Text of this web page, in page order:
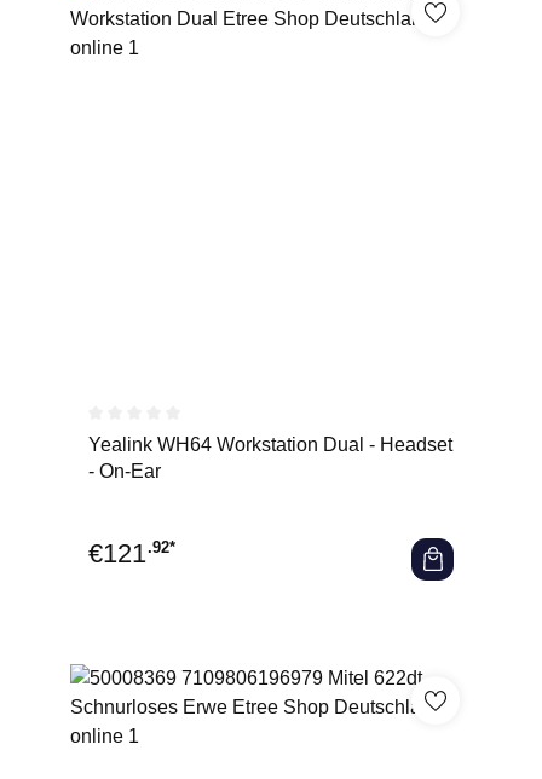
Durchschnittliche Bewertung von 0 von 5 Sternen
Yealink WH64 Workstation Dual - Headset
- On-Ear
€121.92*